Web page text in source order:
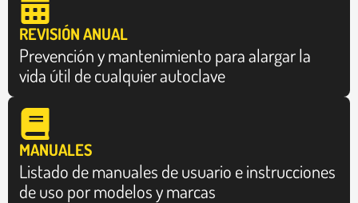
REVISIÓN ANUAL
Prevención y mantenimiento para alargar la
vida útil de cualquier autoclave
MANUALES
Listado de manuales de usuario e instrucciones
de uso por modelos y marcas